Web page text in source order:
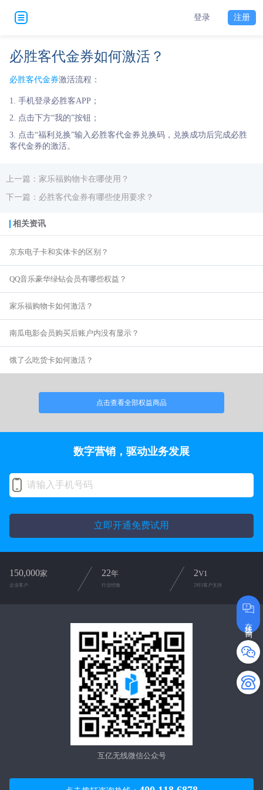
登录 注册
必胜客代金券如何激活？
必胜客代金券激活流程：
手机登录必胜客APP；
点击下方“我的”按钮；
点击“福利兑换”输入必胜客代金券兑换码，兑换成功后完成必胜
客代金券的激活。
上一篇：家乐福购物卡在哪使用？
下一篇：必胜客代金券有哪些使用要求？
相关资讯
京东电子卡和实体卡的区别？
QQ音乐豪华绿钻会员有哪些权益？
家乐福购物卡如何激活？
南瓜电影会员购买后账户内没有显示？
饿了么吃货卡如何激活？
点击查看全部权益商品
在线咨询
数字营销，驱动业务发展
立即开通免费试用
150,000家
企业客户
22年
行业经验
2V1
2对1客户支持
互亿无线微信公众号